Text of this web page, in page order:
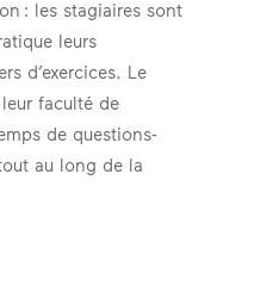
: les stagiaires sont
leurs
d’exercices. Le
faculté de
de questions-
au long de la